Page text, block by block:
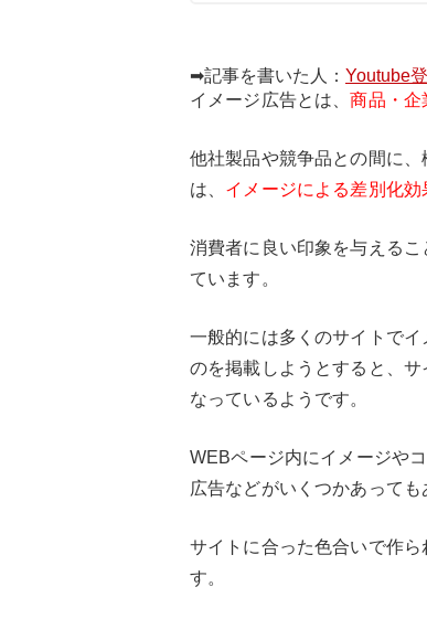
➡記事を書いた人： Youtube
イメージ広告とは、商品・企
他社製品や競争品との間に
は、 イメージによる差別化効
消費者に良い印象を与える
ています。
一般的には多くのサイトで
のを掲載しようとすると、
なっているようです。
WEBページ内にイメージや
広告などがいくつかあっても
サイトに合った色合いで作
す。